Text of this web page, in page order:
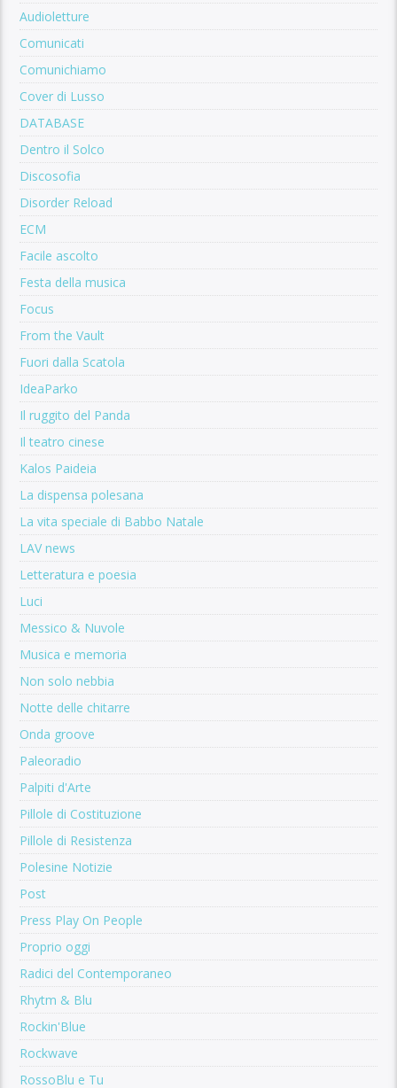
Audioletture
Comunicati
Comunichiamo
Cover di Lusso
DATABASE
Dentro il Solco
Discosofia
Disorder Reload
ECM
Facile ascolto
Festa della musica
Focus
From the Vault
Fuori dalla Scatola
IdeaParko
Il ruggito del Panda
Il teatro cinese
Kalos Paideia
La dispensa polesana
La vita speciale di Babbo Natale
LAV news
Letteratura e poesia
Luci
Messico & Nuvole
Musica e memoria
Non solo nebbia
Notte delle chitarre
Onda groove
Paleoradio
Palpiti d'Arte
Pillole di Costituzione
Pillole di Resistenza
Polesine Notizie
Post
Press Play On People
Proprio oggi
Radici del Contemporaneo
Rhytm & Blu
Rockin'Blue
Rockwave
RossoBlu e Tu